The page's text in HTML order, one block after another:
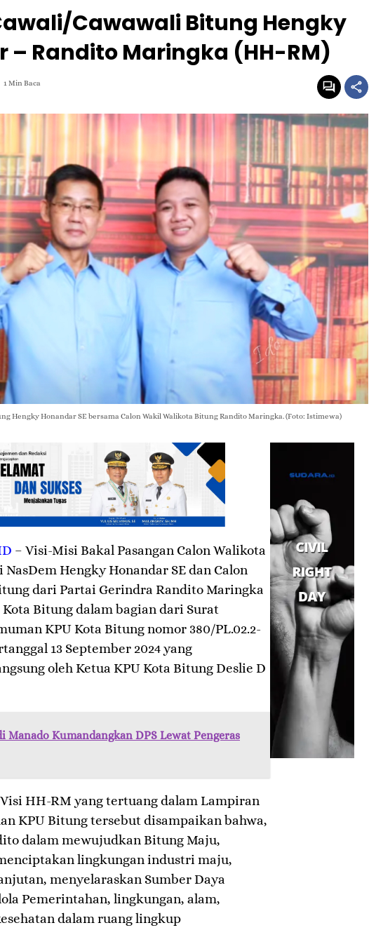
Cawawali Bitung Hengky
– Randito Maringka (HH-RM)
1 Min Baca
Hengky Honandar SE bersama Calon Wakil Walikota Bitung Randito Maringka. (Foto: Istimewa)
– Visi-Misi Bakal Pasangan Calon Walikota
Hengky Honandar SE dan Calon
dari Partai Gerindra Randito Maringka
Bitung dalam bagian dari Surat
KPU Kota Bitung nomor 380/PL.02.2-
13 September 2024 yang
oleh Ketua KPU Kota Bitung Deslie D
Manado Kumandangkan DPS Lewat Pengeras
HH-RM yang tertuang dalam Lampiran
KPU Bitung tersebut disampaikan bahwa,
dalam mewujudkan Bitung Maju,
lingkungan industri maju,
menyelaraskan Sumber Daya
Pemerintahan, lingkungan, alam,
dalam ruang lingkup